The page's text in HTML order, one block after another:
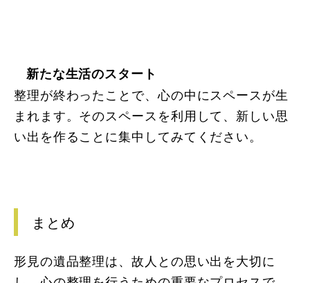
新たな生活のスタート
整理が終わったことで、心の中にスペースが生
まれます。そのスペースを利用して、新しい思
い出を作ることに集中してみてください。
まとめ
形見の遺品整理は、故人との思い出を大切に